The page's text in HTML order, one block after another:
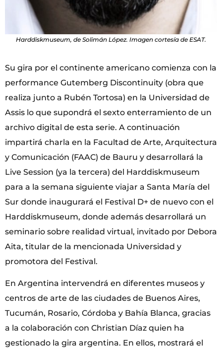
Harddiskmuseum, de Solimán López. Imagen cortesía de ESAT.
Su gira por el continente americano comienza con la
performance Gutemberg Discontinuity (obra que
realiza junto a Rubén Tortosa) en la Universidad de
Assis lo que supondrá el sexto enterramiento de un
archivo digital de esta serie. A continuación
impartirá charla en la Facultad de Arte, Arquitectura
y Comunicación (FAAC) de Bauru y desarrollará la
Live Session (ya la tercera) del Harddiskmuseum
para a la semana siguiente viajar a Santa María del
Sur donde inaugurará el Festival D+ de nuevo con el
Harddiskmuseum, donde además desarrollará un
seminario sobre realidad virtual, invitado por Debora
Aita, titular de la mencionada Universidad y
promotora del Festival.
En Argentina intervendrá en diferentes museos y
centros de arte de las ciudades de Buenos Aires,
Tucumán, Rosario, Córdoba y Bahía Blanca, gracias
a la colaboración con Christian Díaz quien ha
gestionado la gira argentina. En ellos, mostrará el